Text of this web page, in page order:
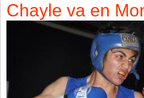
Chayle va en